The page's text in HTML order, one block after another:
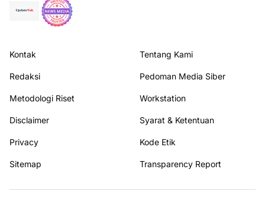
Kontak Tentang Kami
Redaksi Pedoman Media Siber
Metodologi Riset Workstation
Disclaimer Syarat & Ketentuan
Privacy Kode Etik
Sitemap Transparency Report